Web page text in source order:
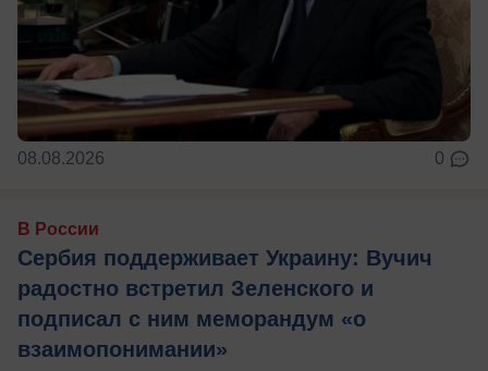
08.08.2026 0
В России
Сербия поддерживает Украину: Вучич
радостно встретил Зеленского и
подписал с ним меморандум «о
взаимопонимании»